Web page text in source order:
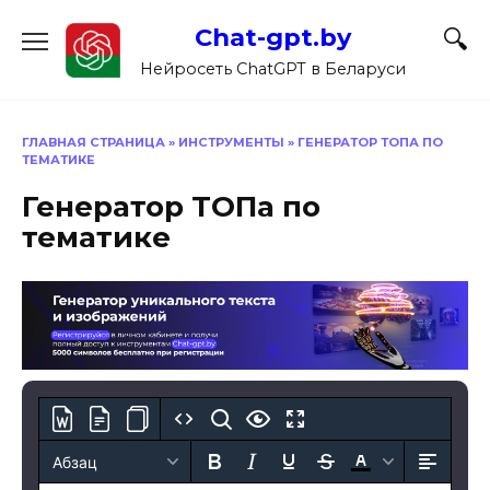
содержанию
Chat-gpt.by
Нейросеть ChatGPT в Беларуси
ГЛАВНАЯ СТРАНИЦА » ИНСТРУМЕНТЫ » ГЕНЕРАТОР ТОПА ПО
ТЕМАТИКЕ
Генератор ТОПа по
тематике
Абзац